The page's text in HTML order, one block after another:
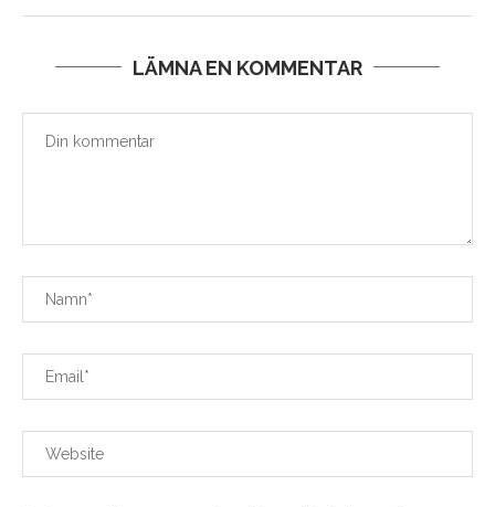
LÄMNA EN KOMMENTAR